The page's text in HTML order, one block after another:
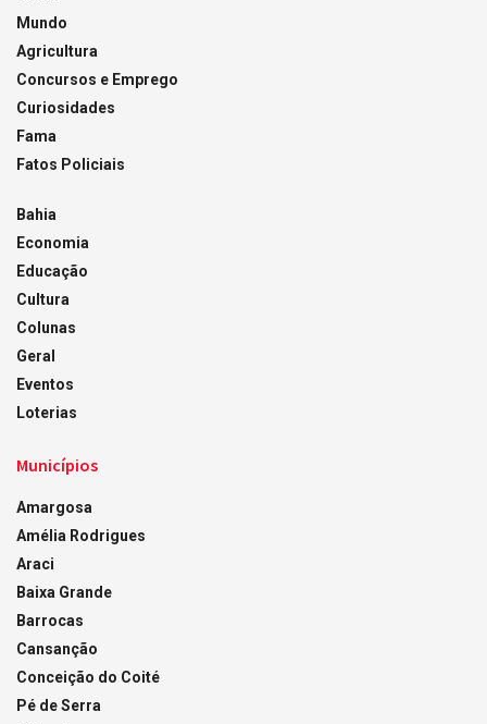
Mundo
Agricultura
Concursos e Emprego
Curiosidades
Fama
Fatos Policiais
Bahia
Economia
Educação
Cultura
Colunas
Geral
Eventos
Loterias
Municípios
Amargosa
Amélia Rodrigues
Araci
Baixa Grande
Barrocas
Cansanção
Conceição do Coité
Pé de Serra